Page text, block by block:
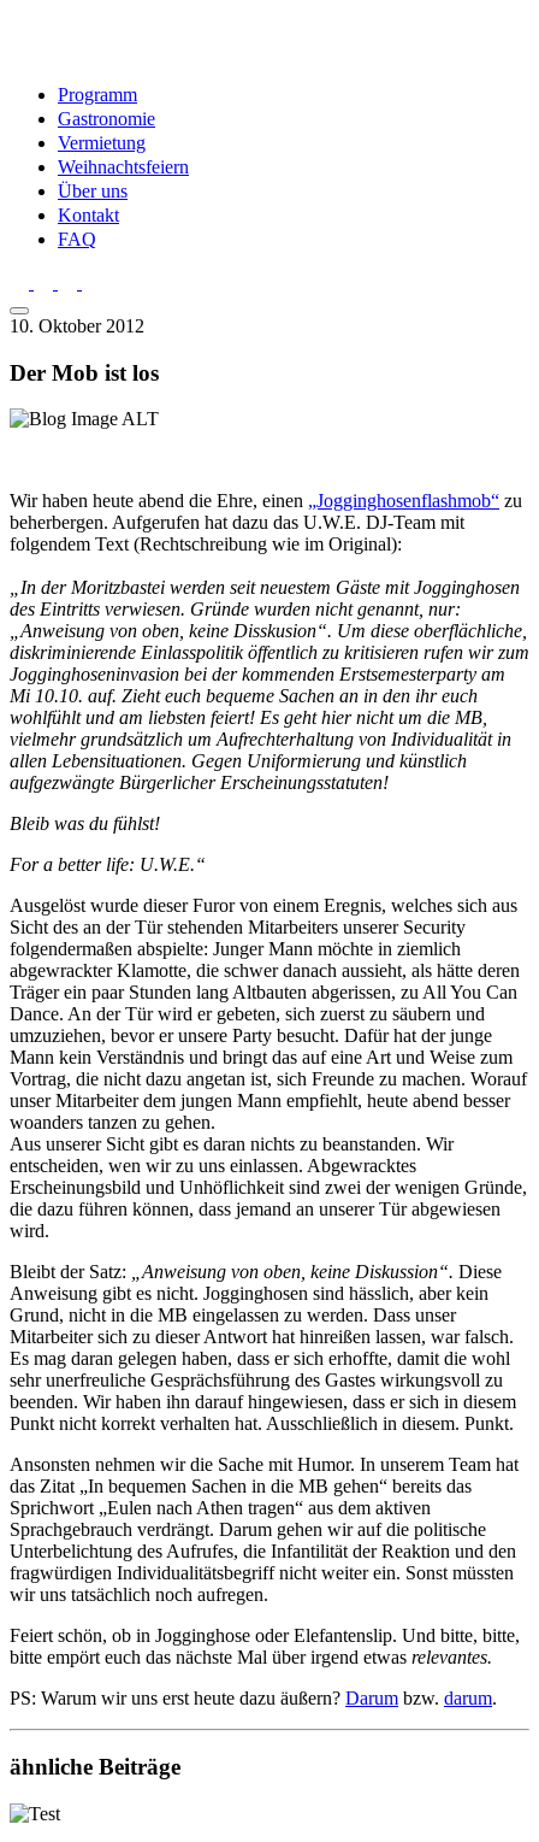
Programm
Gastronomie
Vermietung
Weihnachtsfeiern
Über uns
Kontakt
FAQ
10. Oktober 2012
Der Mob ist los
Wir haben heute abend die Ehre, einen „Jogginghosenflashmob“ zu
beherbergen. Aufgerufen hat dazu das U.W.E. DJ-Team mit
folgendem Text (Rechtschreibung wie im Original):
„In der Moritzbastei werden seit neuestem Gäste mit Jogginghosen
des Eintritts verwiesen. Gründe wurden nicht genannt, nur:
„Anweisung von oben, keine Disskusion“. Um diese oberflächliche,
diskriminierende Einlasspolitik öffentlich zu kritisieren rufen wir zum
Jogginghoseninvasion bei der kommenden Erstsemesterparty am
Mi 10.10. auf. Zieht euch bequeme Sachen an in den ihr euch
wohlfühlt und am liebsten feiert! Es geht hier nicht um die MB,
vielmehr grundsätzlich um Aufrechterhaltung von Individualität in
allen Lebensituationen. Gegen Uniformierung und künstlich
aufgezwängte Bürgerlicher Erscheinungsstatuten!
Bleib was du fühlst!
For a better life: U.W.E.“
Ausgelöst wurde dieser Furor von einem Eregnis, welches sich aus
Sicht des an der Tür stehenden Mitarbeiters unserer Security
folgendermaßen abspielte: Junger Mann möchte in ziemlich
abgewrackter Klamotte, die schwer danach aussieht, als hätte deren
Träger ein paar Stunden lang Altbauten abgerissen, zu All You Can
Dance. An der Tür wird er gebeten, sich zuerst zu säubern und
umzuziehen, bevor er unsere Party besucht. Dafür hat der junge
Mann kein Verständnis und bringt das auf eine Art und Weise zum
Vortrag, die nicht dazu angetan ist, sich Freunde zu machen. Worauf
unser Mitarbeiter dem jungen Mann empfiehlt, heute abend besser
woanders tanzen zu gehen.
Aus unserer Sicht gibt es daran nichts zu beanstanden. Wir
entscheiden, wen wir zu uns einlassen. Abgewracktes
Erscheinungsbild und Unhöflichkeit sind zwei der wenigen Gründe,
die dazu führen können, dass jemand an unserer Tür abgewiesen
wird.
Bleibt der Satz: „Anweisung von oben, keine Diskussion“. Diese
Anweisung gibt es nicht. Jogginghosen sind hässlich, aber kein
Grund, nicht in die MB eingelassen zu werden. Dass unser
Mitarbeiter sich zu dieser Antwort hat hinreißen lassen, war falsch.
Es mag daran gelegen haben, dass er sich erhoffte, damit die wohl
sehr unerfreuliche Gesprächsführung des Gastes wirkungsvoll zu
beenden. Wir haben ihn darauf hingewiesen, dass er sich in diesem
Punkt nicht korrekt verhalten hat. Ausschließlich in diesem. Punkt.
Ansonsten nehmen wir die Sache mit Humor. In unserem Team hat
das Zitat „In bequemen Sachen in die MB gehen“ bereits das
Sprichwort „Eulen nach Athen tragen“ aus dem aktiven
Sprachgebrauch verdrängt. Darum gehen wir auf die politische
Unterbelichtung des Aufrufes, die Infantilität der Reaktion und den
fragwürdigen Individualitätsbegriff nicht weiter ein. Sonst müssten
wir uns tatsächlich noch aufregen.
Feiert schön, ob in Jogginghose oder Elefantenslip. Und bitte, bitte,
bitte empört euch das nächste Mal über irgend etwas relevantes.
PS: Warum wir uns erst heute dazu äußern? Darum bzw. darum.
ähnliche Beiträge